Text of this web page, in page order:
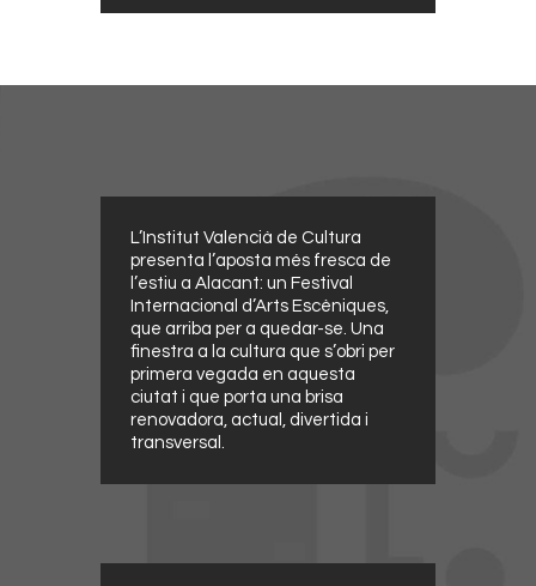
L’Institut Valencià de Cultura
presenta l’aposta més fresca de
l’estiu a Alacant: un Festival
Internacional d’Arts Escèniques,
que arriba per a quedar-se. Una
finestra a la cultura que s’obri per
primera vegada en aquesta
ciutat i que porta una brisa
renovadora, actual, divertida i
transversal.